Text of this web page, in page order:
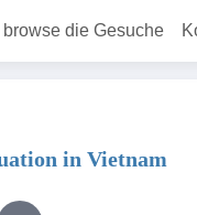
browse die Gesuche
in Vietnam